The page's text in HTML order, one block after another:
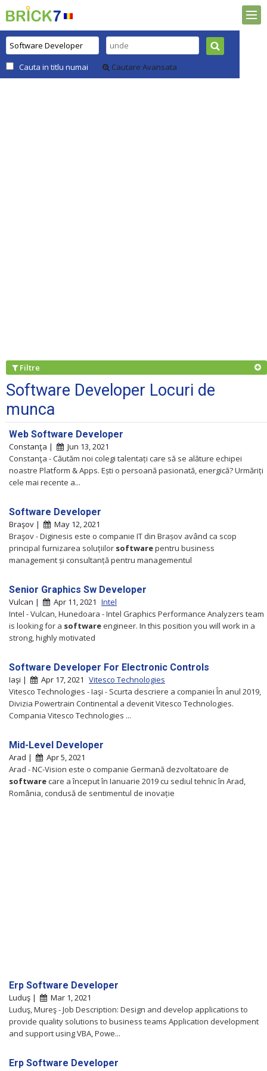
Cauta in titlu numai Cautare Avansata
Filtre
Software Developer Locuri de
munca
Web Software Developer
Constanţa |
Jun 13, 2021
Constanţa - Căutăm noi colegi talentați care să se alăture echipei
noastre Platform & Apps. Ești o persoană pasionată, energică? Urmăriți
cele mai recente a...
Software Developer
Braşov |
May 12, 2021
Braşov - Diginesis este o companie IT din Brașov având ca scop
principal furnizarea soluțiilor softwarepentru business
management și consultanță pentru managementul
Senior Graphics Sw Developer
Vulcan | Apr 11, 2021 Intel
Intel - Vulcan, Hunedoara - Intel Graphics Performance Analyzers team
is looking for a softwareengineer. In this position you will work in a
strong, highly motivated
Software Developer For Electronic Controls
Iaşi | Apr 17, 2021 Vitesco Technologies
Vitesco Technologies - Iaşi - Scurta descriere a companiei În anul 2019,
Divizia Powertrain Continental a devenit Vitesco Technologies.
Compania Vitesco Technologies ...
Mid-Level Developer
Arad |
Apr 5, 2021
Arad - NC-Vision este o companie Germană dezvoltatoare de
softwarecare a început în Ianuarie 2019 cu sediul tehnic în Arad,
România, condusă de sentimentul de inovație
Erp Software Developer
Luduş |
Mar 1, 2021
Luduş, Mureş - Job Description: Design and develop applications to
provide quality solutions to business teams Application development
and support using VBA, Powe...
Erp Software Developer